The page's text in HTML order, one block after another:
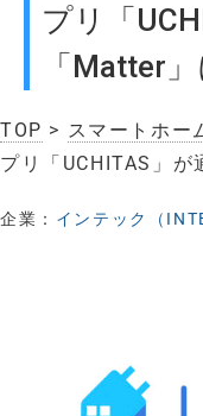
プリ「
「Matter
TOP > スマートホー
プリ「UCHITAS」
企業： インテック（